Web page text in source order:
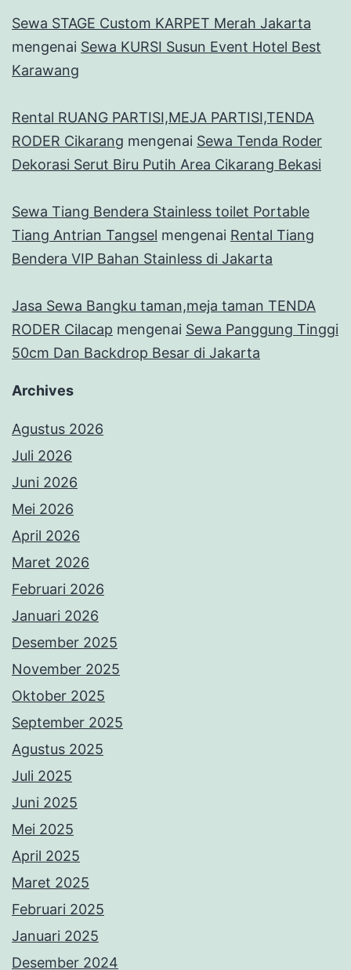
Sewa STAGE Custom KARPET Merah Jakarta
mengenai Sewa KURSI Susun Event Hotel Best
Karawang
Rental RUANG PARTISI,MEJA PARTISI,TENDA
RODER Cikarang mengenai Sewa Tenda Roder
Dekorasi Serut Biru Putih Area Cikarang Bekasi
Sewa Tiang Bendera Stainless toilet Portable
Tiang Antrian Tangsel mengenai Rental Tiang
Bendera VIP Bahan Stainless di Jakarta
Jasa Sewa Bangku taman,meja taman TENDA
RODER Cilacap mengenai Sewa Panggung Tinggi
50cm Dan Backdrop Besar di Jakarta
Archives
Agustus 2026
Juli 2026
Juni 2026
Mei 2026
April 2026
Maret 2026
Februari 2026
Januari 2026
Desember 2025
November 2025
Oktober 2025
September 2025
Agustus 2025
Juli 2025
Juni 2025
Mei 2025
April 2025
Maret 2025
Februari 2025
Januari 2025
Desember 2024